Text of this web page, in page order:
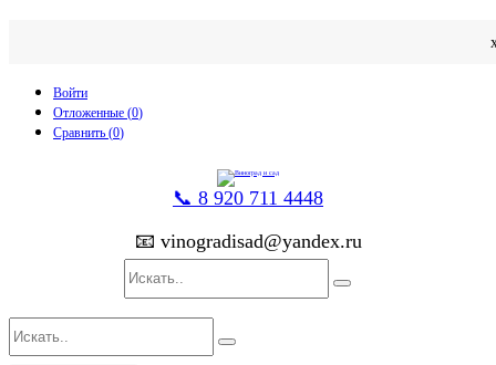
Войти
Отложенные (0)
Сравнить (0)
📞 8 920 711 4448
📧 vinogradisad@yandex.ru